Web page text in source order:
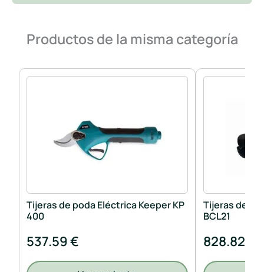
Productos de la misma categoría
Tijeras de poda Eléctrica Keeper KP
400
537.59 €
Tijeras de
BCL21
828.82 €